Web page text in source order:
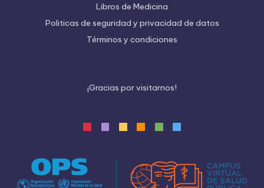
Libros de Medicina
Politicas de seguridad y privacidad de datos
Términos y condiciones
¡Gracias porvisitarnos!